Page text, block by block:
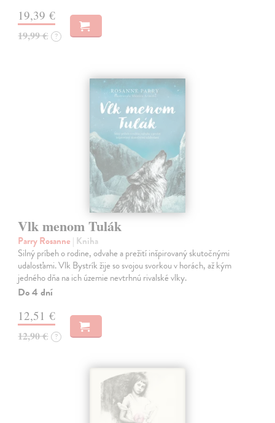
19,39 €
19,99 € ?
Vlk menom Tulák
Parry Rosanne | Kniha
Silný príbeh o rodine, odvahe a prežití inšpirovaný skutočnými
udalosťami. Vlk Bystrík žije so svojou svorkou v horách, až kým
jedného dňa na ich územie nevtrhnú rivalské vlky.
Do 4 dní
12,51 €
12,90 € ?